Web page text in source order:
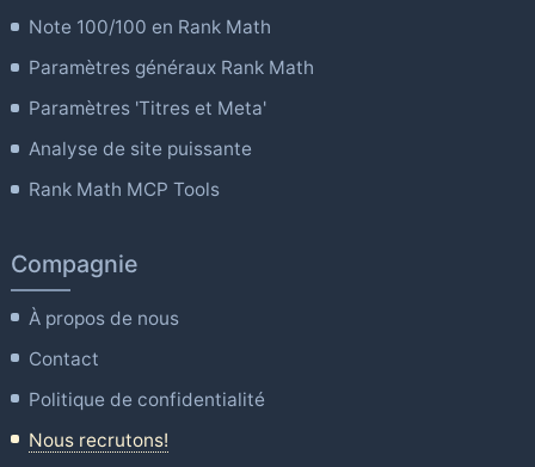
Note 100/100 en Rank Math
Paramètres généraux Rank Math
Paramètres 'Titres et Meta'
Analyse de site puissante
Rank Math MCP Tools
Compagnie
À propos de nous
Contact
Politique de confidentialité
Nous recrutons!